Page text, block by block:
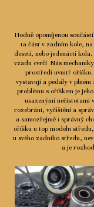
Hodně opomíjenou
ta část v zadním kole,
deseti, nebo jedenácti
vzadu cvrčí Nás
prostředí uvnitř oříšku.
vystavují a pedály v
problému s oříškem je
usazenými nečistotami
rozebrání, vyčištění a
a samozřejmě i správný
oříšku u top modelu
u svého zadního středu,
a je